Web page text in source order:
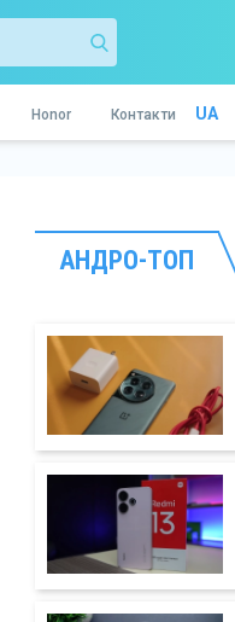
Honor Контакти UA
АНДРО-ТОП